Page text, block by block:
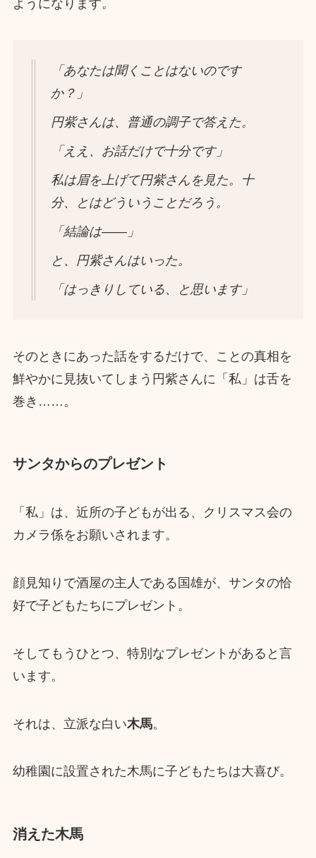
ようになります。
「あなたは聞くことはないのです
か？」
円紫さんは、普通の調子で答えた。
「ええ、お話だけで十分です」
私は眉を上げて円紫さんを見た。十
分、とはどういうことだろう。
「結論は――」
と、円紫さんはいった。
「はっきりしている、と思います」
そのときにあった話をするだけで、ことの真相を
鮮やかに見抜いてしまう円紫さんに「私」は舌を
巻き……。
サンタからのプレゼント
「私」は、近所の子どもが出る、クリスマス会の
カメラ係をお願いされます。
顔見知りで酒屋の主人である国雄が、サンタの恰
好で子どもたちにプレゼント。
そしてもうひとつ、特別なプレゼントがあると言
います。
それは、立派な白い木馬。
幼稚園に設置された木馬に子どもたちは大喜び。
消えた木馬